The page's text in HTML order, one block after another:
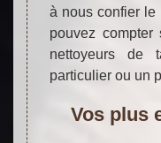
à nous confier le
pouvez
nettoyeurs de
particulier ou un
Vos plus